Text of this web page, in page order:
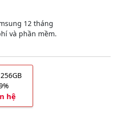
12 tháng
và phần mềm.
hệ